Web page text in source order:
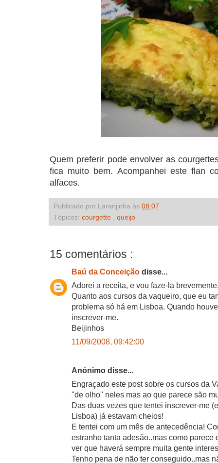
Quem preferir pode envolver as
fica muito bem. Acompanhei este flan
alfaces.
Publicado por Laranjinha às 08:07
Tópicos: courgette queijo
15 comentários :
Baú da Conceição disse...
Adorei a receita, e vou faze-la
Quanto aos cursos da vaqueiro, que eu
problema só há em Lisboa. Quando
inscrever-me.
Beijinhos
11/09/2008, 09:42:00
Anónimo disse...
Engraçado este post sobre os cursos da
"de olho" neles mas ao que parece são
Das duas vezes que tentei inscrever-me
Lisboa) já estavam cheios!
E tentei com um mês de antecedência!
estranho tanta adesão..mas como parece
ver que haverá sempre muita gente
Tenho pena de não ter conseguido..mas